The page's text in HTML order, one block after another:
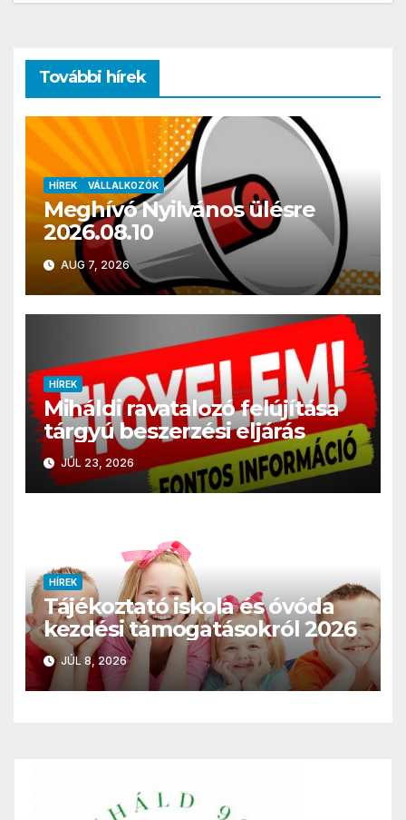
További hírek
HÍREK VÁLLALKOZÓK
Meghívó Nyilvános ülésre
2026.08.10
AUG 7, 2026
HÍREK
Miháldi ravatalozó felújítása
tárgyú beszerzési eljárás
JÚL 23, 2026
HÍREK
Tájékoztató iskola és óvóda
kezdési támogatásokról 2026
JÚL 8, 2026